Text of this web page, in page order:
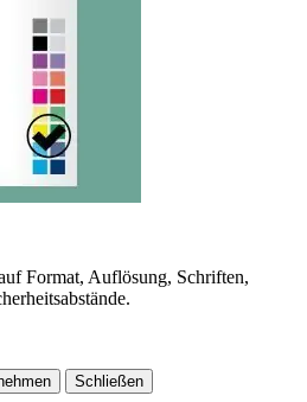
Format, Auflösung, Schriften,
Schließen